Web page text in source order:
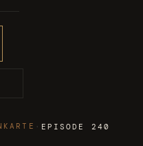
· EPISODE 240